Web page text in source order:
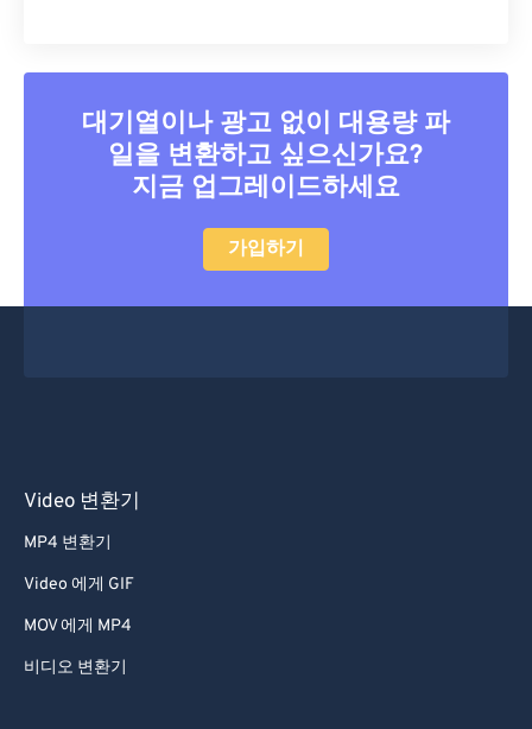
대기열이나 광고 없이 대용량 파
일을 변환하고 싶으신가요?
지금 업그레이드하세요
가입하기
Video 변환기
MP4 변환기
Video 에게 GIF
MOV 에게 MP4
비디오 변환기